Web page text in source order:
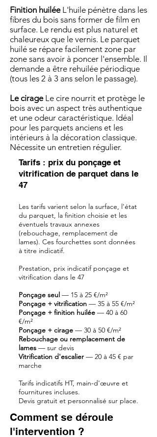
Finition huiléeL'huile pénètre dans les
fibres du bois sans former de film en
surface. Le rendu est plus naturel et
chaleureux que le vernis. Le parquet
huilé se répare facilement zone par
zone sans avoir à poncer l'ensemble. Il
demande a être rehuilée périodique
(tous les 2 à 3 ans selon le passage).
Le cirageLe cire nourrit et protège le
bois avec un aspect très authentique
et une odeur caractéristique. Idéal
pour les parquets anciens et les
intérieurs à la décoration classique.
Nécessite un entretien régulier.
Tarifs : prix du ponçage et
vitrification de parquet dans le
47
Les tarifs varient selon la surface, l'état
du parquet, la finition choisie et les
éventuels travaux annexes
(rebouchage, remplacement de
lames). Ces fourchettes sont données
à titre indicatif.
Prestation, prix indicatifponçage et
vitrification dans le 47
Ponçage seul — 15 à 25 €/m²
Ponçage + vitrification — 35 à 55 €/m²
Ponçage + finition huilée — 40 à 60
€/m²
Ponçage + cirage — 30 à 50 €/m²
Rebouchage ou remplacement de
lames — sur devis
Vitrification d'escalier — 20 à 45 € par
marche
Tarifs indicatifs HT, main-d'œuvre et
fournitures incluses.
Devis gratuit et personnalisé sur place.
Comment se déroule
l'intervention ?